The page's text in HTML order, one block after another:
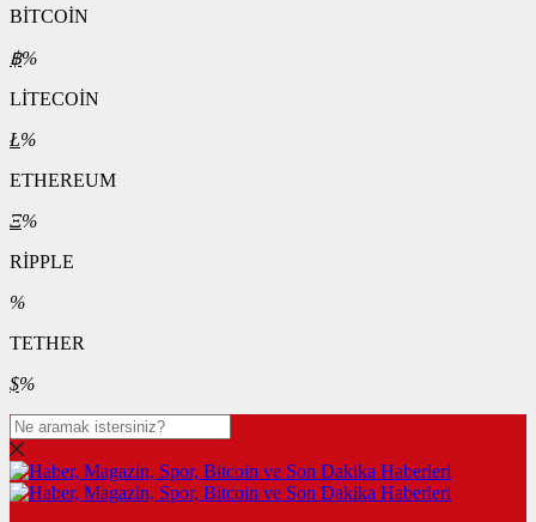
BİTCOİN
฿%
LİTECOİN
Ł%
ETHEREUM
Ξ%
RİPPLE
%
TETHER
$%